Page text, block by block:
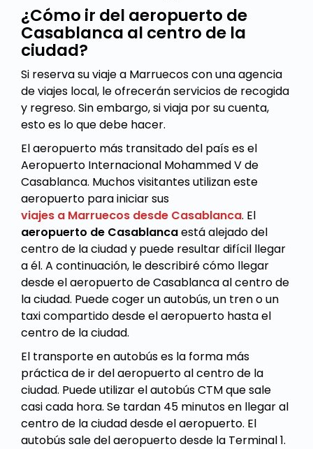
¿Cómo ir del aeropuerto de
Casablanca al centro de la
ciudad?
Si reserva su viaje a Marruecos con una agencia
de viajes local, le ofrecerán servicios de recogida
y regreso. Sin embargo, si viaja por su cuenta,
esto es lo que debe hacer.
El aeropuerto más transitado del país es el
Aeropuerto Internacional Mohammed V de
Casablanca. Muchos visitantes utilizan este
aeropuerto para iniciar sus
viajes a Marruecos desde Casablanca. El
aeropuerto de Casablancaestá alejado del
centro de la ciudad y puede resultar difícil llegar
a él. A continuación, le describiré cómo llegar
desde el aeropuerto de Casablanca al centro de
la ciudad. Puede coger un autobús, un tren o un
taxi compartido desde el aeropuerto hasta el
centro de la ciudad.
El transporte en autobús es la forma más
práctica de ir del aeropuerto al centro de la
ciudad. Puede utilizar el autobús CTM que sale
casi cada hora. Se tardan 45 minutos en llegar al
centro de la ciudad desde el aeropuerto. El
autobús sale del aeropuerto desde la Terminal 1.